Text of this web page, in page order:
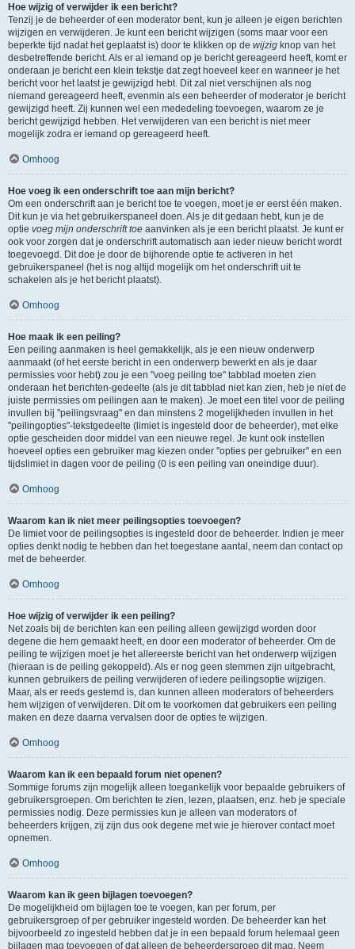
Hoe wijzig of verwijder ik een bericht?
Tenzij je de beheerder of een moderator bent, kun je alleen je eigen berichten
wijzigen en verwijderen. Je kunt een bericht wijzigen (soms maar voor een
beperkte tijd nadat het geplaatst is) door te klikken op de wijzig knop van het
desbetreffende bericht. Als er al iemand op je bericht gereageerd heeft, komt er
onderaan je bericht een klein tekstje dat zegt hoeveel keer en wanneer je het
bericht voor het laatst je gewijzigd hebt. Dit zal niet verschijnen als nog
niemand gereageerd heeft, evenmin als een beheerder of moderator je bericht
gewijzigd heeft. Zij kunnen wel een mededeling toevoegen, waarom ze je
bericht gewijzigd hebben. Het verwijderen van een bericht is niet meer
mogelijk zodra er iemand op gereageerd heeft.
Omhoog
Hoe voeg ik een onderschrift toe aan mijn bericht?
Om een onderschrift aan je bericht toe te voegen, moet je er eerst één maken.
Dit kun je via het gebruikerspaneel doen. Als je dit gedaan hebt, kun je de
optie voeg mijn onderschrift toe aanvinken als je een bericht plaatst. Je kunt er
ook voor zorgen dat je onderschrift automatisch aan ieder nieuw bericht wordt
toegevoegd. Dit doe je door de bijhorende optie te activeren in het
gebruikerspaneel (het is nog altijd mogelijk om het onderschrift uit te
schakelen als je het bericht plaatst).
Omhoog
Hoe maak ik een peiling?
Een peiling aanmaken is heel gemakkelijk, als je een nieuw onderwerp
aanmaakt (of het eerste bericht in een onderwerp bewerkt en als je daar
permissies voor hebt) zou je een "voeg peiling toe" tabblad moeten zien
onderaan het berichten-gedeelte (als je dit tabblad niet kan zien, heb je niet de
juiste permissies om peilingen aan te maken). Je moet een titel voor de peiling
invullen bij "peilingsvraag" en dan minstens 2 mogelijkheden invullen in het
"peilingopties"-tekstgedeelte (limiet is ingesteld door de beheerder), met elke
optie gescheiden door middel van een nieuwe regel. Je kunt ook instellen
hoeveel opties een gebruiker mag kiezen onder "opties per gebruiker" en een
tijdslimiet in dagen voor de peiling (0 is een peiling van oneindige duur).
Omhoog
Waarom kan ik niet meer peilingsopties toevoegen?
De limiet voor de peilingsopties is ingesteld door de beheerder. Indien je meer
opties denkt nodig te hebben dan het toegestane aantal, neem dan contact op
met de beheerder.
Omhoog
Hoe wijzig of verwijder ik een peiling?
Net zoals bij de berichten kan een peiling alleen gewijzigd worden door
degene die hem gemaakt heeft, en door een moderator of beheerder. Om de
peiling te wijzigen moet je het allereerste bericht van het onderwerp wijzigen
(hieraan is de peiling gekoppeld). Als er nog geen stemmen zijn uitgebracht,
kunnen gebruikers de peiling verwijderen of iedere peilingsoptie wijzigen.
Maar, als er reeds gestemd is, dan kunnen alleen moderators of beheerders
hem wijzigen of verwijderen. Dit om te voorkomen dat gebruikers een peiling
maken en deze daarna vervalsen door de opties te wijzigen.
Omhoog
Waarom kan ik een bepaald forum niet openen?
Sommige forums zijn mogelijk alleen toegankelijk voor bepaalde gebruikers of
gebruikersgroepen. Om berichten te zien, lezen, plaatsen, enz. heb je speciale
permissies nodig. Deze permissies kun je alleen van moderators of
beheerders krijgen, zij zijn dus ook degene met wie je hierover contact moet
opnemen.
Omhoog
Waarom kan ik geen bijlagen toevoegen?
De mogelijkheid om bijlagen toe te voegen, kan per forum, per
gebruikersgroep of per gebruiker ingesteld worden. De beheerder kan het
bijvoorbeeld zo ingesteld hebben dat je in een bepaald forum helemaal geen
bijlagen mag toevoegen of dat alleen de beheerdersgroep dit mag. Neem